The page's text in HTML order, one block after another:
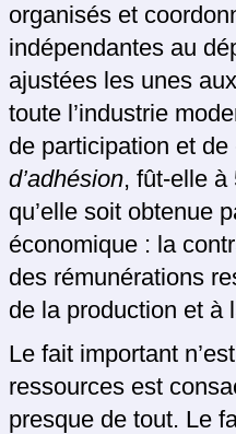
organisés et
indépendantes au
ajustées les unes
toute l’industrie
de participation et
d’adhésion, fût-elle
qu’elle soit obtenue
économique : la
des rémunérations
de la production et à
Le fait important
ressources est
presque de tout. Le